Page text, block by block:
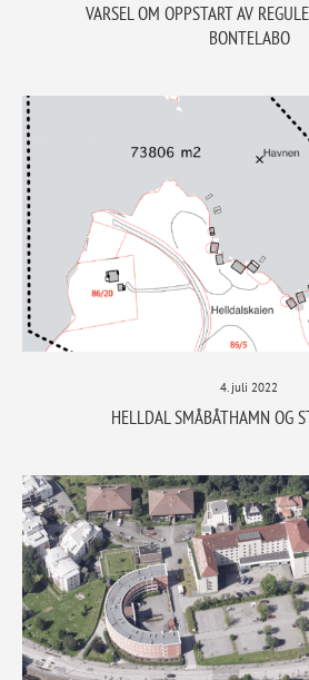
VARSEL OM OPPSTART AV
BONTELABO
4. juli 2022
HELLDAL SMÅBÅTHAMN OG